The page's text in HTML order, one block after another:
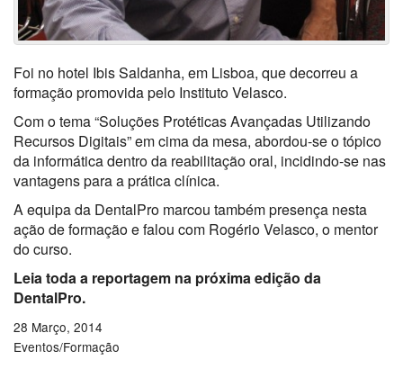
Foi no hotel Ibis Saldanha, em Lisboa, que decorreu a
formação promovida pelo Instituto Velasco.
Com o tema “Soluções Protéticas Avançadas Utilizando
Recursos Digitais” em cima da mesa, abordou-se o tópico
da informática dentro da reabilitação oral, incidindo-se nas
vantagens para a prática clínica.
A equipa da DentalPro marcou também presença nesta
ação de formação e falou com Rogério Velasco, o mentor
do curso.
Leia toda a reportagem na próxima edição da
DentalPro.
28 Março, 2014
Eventos/Formação